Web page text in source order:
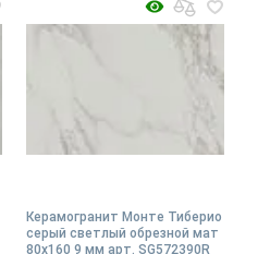
Керамогранит Монте Тиберио
серый светлый обрезной мат
80x160 9 мм арт. SG572390R